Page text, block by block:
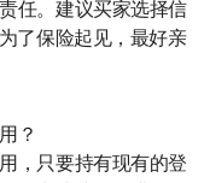
任。建议买家选择信
了保险起见，最好亲
？
，只要持有现有的登